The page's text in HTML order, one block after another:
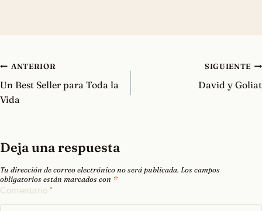
Navegación
de
entradas
ANTERIOR
Un Best Seller para Toda la
Vida
SIGUIENTE
David y Goliat
Deja una respuesta
Tu dirección de correo electrónico no será publicada. Los campos
obligatorios están marcados con *
Comentario *